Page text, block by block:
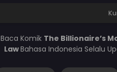
Baca Komik The Billionaire’s
LawBahasa Indonesia Selalu